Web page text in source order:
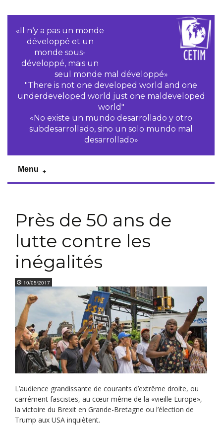
«Il n‘y a pas un monde
développé et un
monde sous-
développé, mais un
seul monde mal développé»
"There is not one developed world and one
underdeveloped world just one maldeveloped
world"
«No existe un mundo desarrollado y otro
subdesarrollado, sino un solo mundo mal
desarrollado»
Menu
Près de 50 ans de
lutte contre les
inégalités
10/05/2017
L’audience grandissante de courants d’extrême droite, ou
carrément fascistes, au cœur même de la «vieille Europe»,
la victoire du Brexit en Grande-Bretagne ou l’élection de
Trump aux USA inquiètent.